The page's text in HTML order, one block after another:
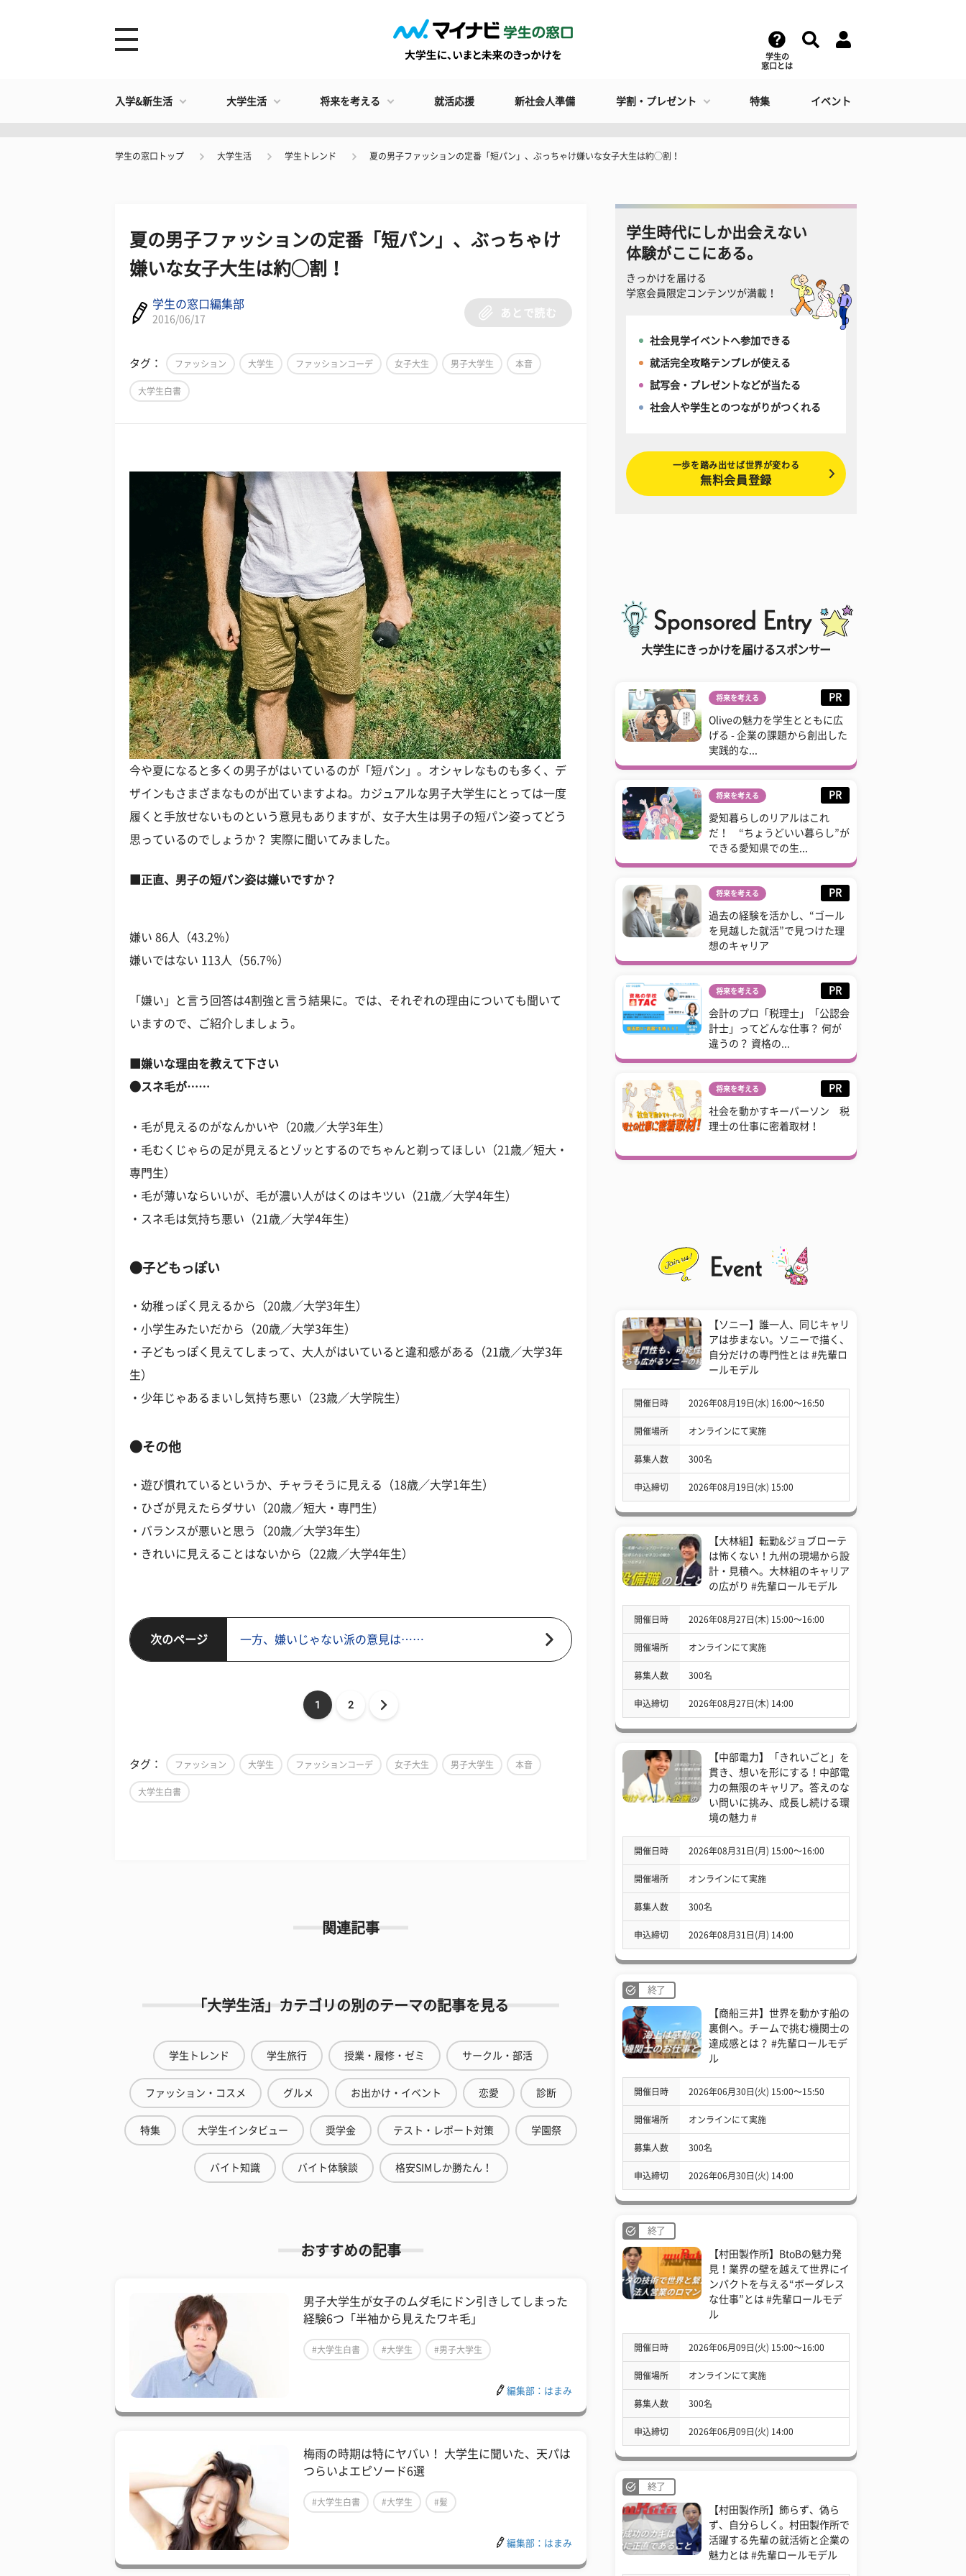
学生の
窓口とは
入学&新生活 大学生活 将来を考える 就活応援 新社会人準備 学割・プレゼント 特集 イベント
学生の窓口トップ 大学生活 学生トレンド 夏の男子ファッションの定番「短パン」、ぶっちゃけ嫌いな女子大生は約◯割！
夏の男子ファッションの定番「短パン」、ぶっちゃけ
嫌いな女子大生は約◯割！
学生の窓口編集部
2016/06/17
あとで読む
タグ： ファッション 大学生 ファッションコーデ 女子大生 男子大学生 本音
大学生白書
今や夏になると多くの男子がはいているのが「短パン」。オシャレなものも多く、デ
ザインもさまざまなものが出ていますよね。カジュアルな男子大学生にとっては一度
履くと手放せないものという意見もありますが、女子大生は男子の短パン姿ってどう
思っているのでしょうか？ 実際に聞いてみました。
■正直、男子の短パン姿は嫌いですか？
嫌い 86人（43.2％）
嫌いではない 113人（56.7％）
「嫌い」と言う回答は4割強と言う結果に。では、それぞれの理由についても聞いて
いますので、ご紹介しましょう。
■嫌いな理由を教えて下さい
●スネ毛が……
・毛が見えるのがなんかいや（20歳／大学3年生）
・毛むくじゃらの足が見えるとゾッとするのでちゃんと剃ってほしい（21歳／短大・
専門生）
・毛が薄いならいいが、毛が濃い人がはくのはキツい（21歳／大学4年生）
・スネ毛は気持ち悪い（21歳／大学4年生）
●子どもっぽい
・幼稚っぽく見えるから（20歳／大学3年生）
・小学生みたいだから（20歳／大学3年生）
・子どもっぽく見えてしまって、大人がはいていると違和感がある（21歳／大学3年
生）
・少年じゃあるまいし気持ち悪い（23歳／大学院生）
●その他
・遊び慣れているというか、チャラそうに見える（18歳／大学1年生）
・ひざが見えたらダサい（20歳／短大・専門生）
・バランスが悪いと思う（20歳／大学3年生）
・きれいに見えることはないから（22歳／大学4年生）
次のページ 一方、嫌いじゃない派の意見は……
1 2
タグ： ファッション 大学生 ファッションコーデ 女子大生 男子大学生 本音
大学生白書
関連記事
「大学生活」カテゴリの別のテーマの記事を見る
学生トレンド 学生旅行 授業・履修・ゼミ サークル・部活
ファッション・コスメ グルメ お出かけ・イベント 恋愛 診断
特集 大学生インタビュー 奨学金 テスト・レポート対策 学園祭
バイト知識 バイト体験談 格安SIMしか勝たん！
おすすめの記事
男子大学生が女子のムダ毛にドン引きしてしまった
経験6つ「半袖から見えたワキ毛」
#大学生白書 #大学生 #男子大学生
編集部：はまみ
梅雨の時期は特にヤバい！ 大学生に聞いた、天パは
つらいよエピソード6選
#大学生白書 #大学生 #髪
編集部：はまみ
学生時代にしか出会えない
体験がここにある。
きっかけを届ける
学窓会員限定コンテンツが満載！
社会見学イベントへ参加できる
就活完全攻略テンプレが使える
試写会・プレゼントなどが当たる
社会人や学生とのつながりがつくれる
一歩を踏み出せば世界が変わる
無料会員登録
大学生にきっかけを届けるスポンサー
将来を考える PR
Oliveの魅力を学生とともに広
げる - 企業の課題から創出した
実践的な...
将来を考える PR
愛知暮らしのリアルはこれ
だ！ “ちょうどいい暮らし”が
できる愛知県での生...
将来を考える PR
過去の経験を活かし、“ゴール
を見越した就活”で見つけた理
想のキャリア
将来を考える PR
会計のプロ「税理士」「公認会
計士」ってどんな仕事？ 何が
違うの？ 資格の...
将来を考える PR
社会を動かすキーパーソン 税
理士の仕事に密着取材！
【ソニー】誰一人、同じキャリ
アは歩まない。ソニーで描く、
自分だけの専門性とは #先輩ロ
ールモデル
開催日時 2026年08月19日(水) 16:00〜16:50
開催場所 オンラインにて実施
募集人数 300名
申込締切 2026年08月19日(水) 15:00
【大林組】転勤&ジョブローテ
は怖くない！九州の現場から設
計・見積へ。大林組のキャリア
の広がり #先輩ロールモデル
開催日時 2026年08月27日(木) 15:00〜16:00
開催場所 オンラインにて実施
募集人数 300名
申込締切 2026年08月27日(木) 14:00
【中部電力】「きれいごと」を
貫き、想いを形にする！中部電
力の無限のキャリア。答えのな
い問いに挑み、成長し続ける環
境の魅力 #
開催日時 2026年08月31日(月) 15:00〜16:00
開催場所 オンラインにて実施
募集人数 300名
申込締切 2026年08月31日(月) 14:00
終了
【商船三井】世界を動かす船の
裏側へ。チームで挑む機関士の
達成感とは？ #先輩ロールモデ
ル
開催日時 2026年06月30日(火) 15:00〜15:50
開催場所 オンラインにて実施
募集人数 300名
申込締切 2026年06月30日(火) 14:00
終了
【村田製作所】BtoBの魅力発
見！業界の壁を越えて世界にイ
ンパクトを与える“ボーダレス
な仕事”とは #先輩ロールモデ
ル
開催日時 2026年06月09日(火) 15:00〜16:00
開催場所 オンラインにて実施
募集人数 300名
申込締切 2026年06月09日(火) 14:00
終了
【村田製作所】飾らず、偽ら
ず、自分らしく。村田製作所で
活躍する先輩の就活術と企業の
魅力とは #先輩ロールモデル